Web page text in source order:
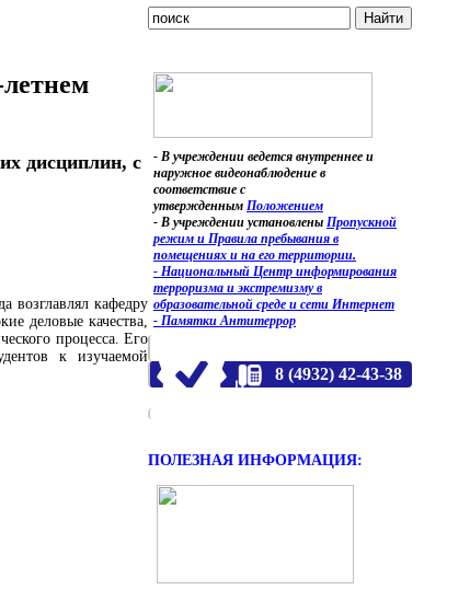
дисциплин, с
возглавлял кафедру
деловые качества,
процесса. Его
к изучаемой
- В учреждении ведется внутреннее и
наружное видеонаблюдение в
соответствие с
утвержденным Положением
- В учреждении установлены Пропускной
режим и Правила пребывания в
помещениях и на его территории.
- Национальный Центр информирования
терроризма и экстремизму в
образовательной среде и сети Интернет
- Памятки Антитеррор
8 (4932) 42-43-38
ПОЛЕЗНАЯ ИНФОРМАЦИЯ: